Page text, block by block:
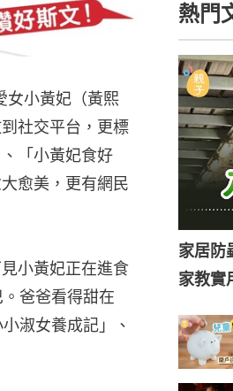
女小黃妃（黃熙
社交平台，更標
「小黃妃食好
愈美，更有網民
小黃妃正在進食
爸爸看得甜在
淑女養成記」、
熱門
家居防
家教實